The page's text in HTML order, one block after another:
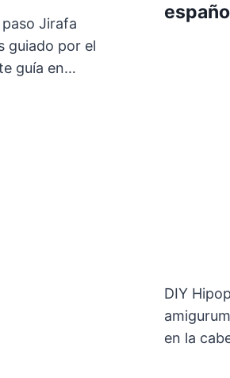
Jirafa
guiado por el
guía en…
DIY
en la